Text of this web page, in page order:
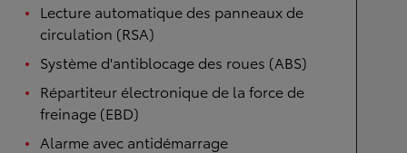
Lecture automatique des panneaux de
circulation (RSA)
Système d'antiblocage des roues (ABS)
Répartiteur électronique de la force de
freinage (EBD)
Alarme avec antidémarrage